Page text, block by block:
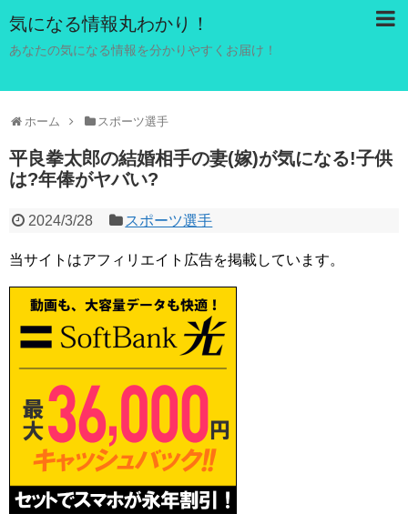
気になる情報丸わかり！
あなたの気になる情報を分かりやすくお届け！
ホーム スポーツ選手
平良拳太郎の結婚相手の妻(嫁)が気になる!子供
は?年俸がヤバい?
2024/3/28 スポーツ選手
当サイトはアフィリエイト広告を掲載しています。